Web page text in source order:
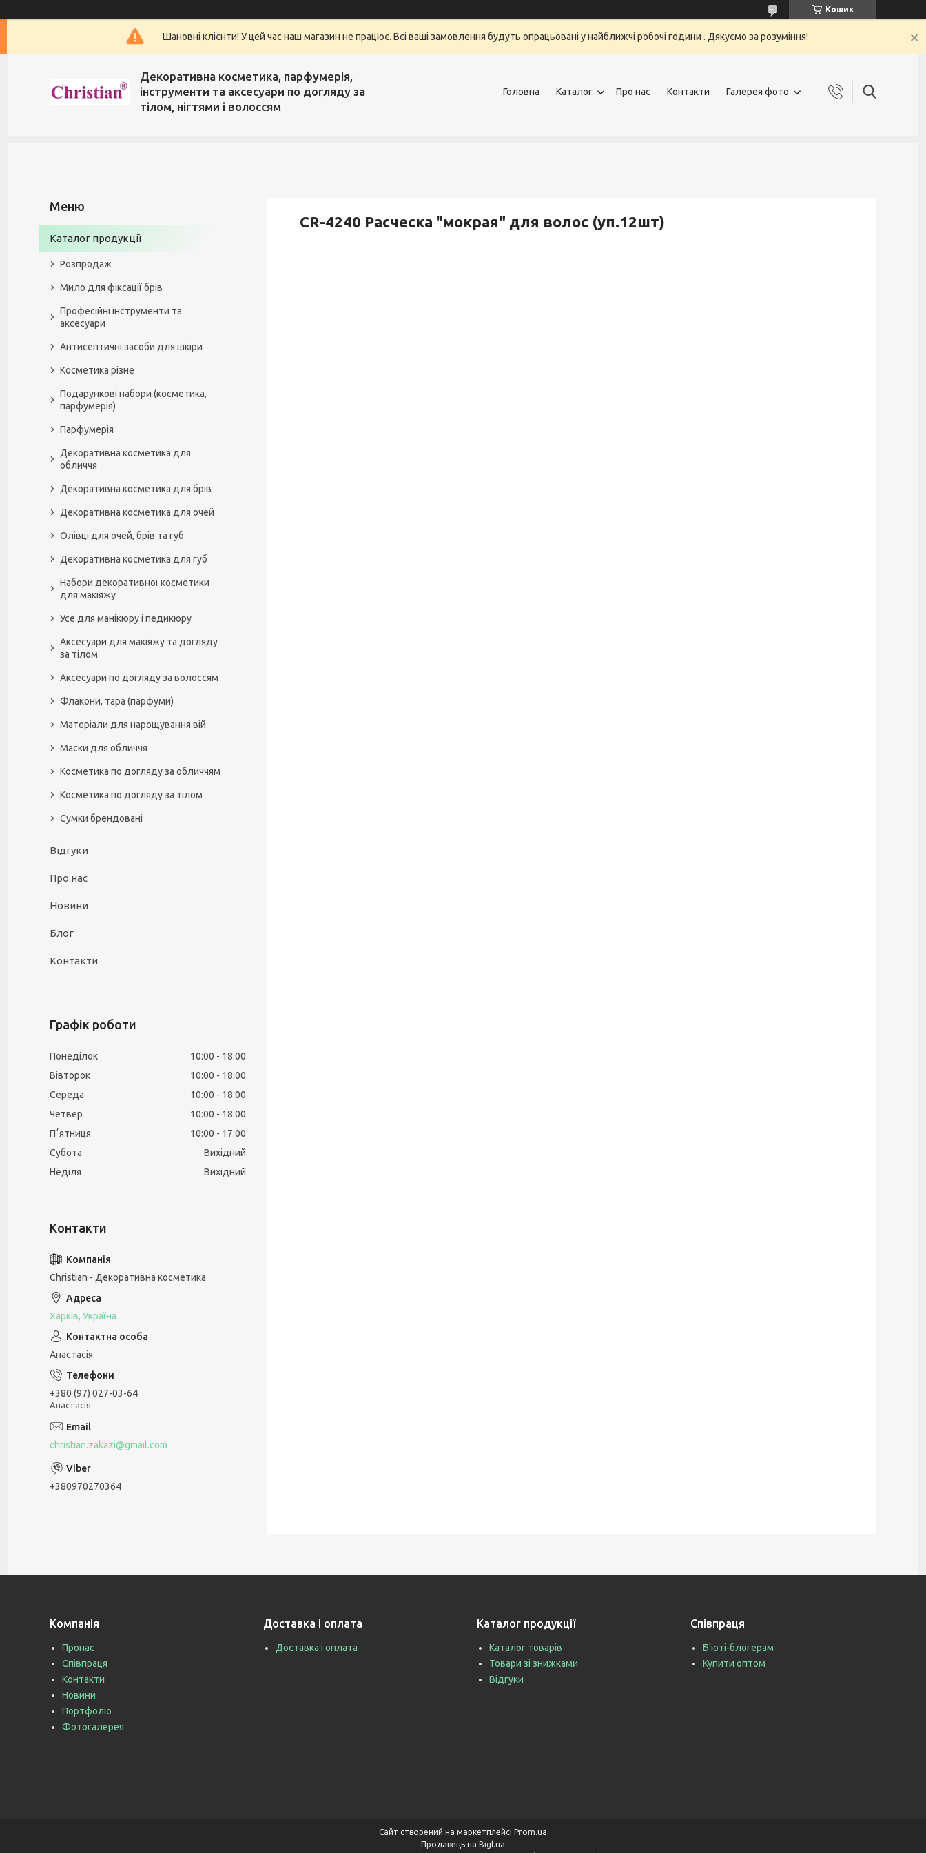
Кошик
Шановні клієнти! У цей час наш магазин не працює. Всі ваші замовлення будуть опрацьовані у найближчі робочі години . Дякуємо за розуміння!
Декоративна косметика, парфумерія,
інструменти та аксесуари по догляду за
тілом, нігтями і волоссям
Головна Каталог Про нас Контакти Галерея фото
CR-4240 Расческа "мокрая" для волос (уп.12шт)
Каталог продукції
Розпродаж
Мило для фіксації брів
Професійні інструменти та
аксесуари
Антисептичні засоби для шкіри
Косметика різне
Подарункові набори (косметика,
парфумерія)
Парфумерія
Декоративна косметика для
обличчя
Декоративна косметика для брів
Декоративна косметика для очей
Олівці для очей, брів та губ
Декоративна косметика для губ
Набори декоративної косметики
для макіяжу
Усе для манікюру і педикюру
Аксесуари для макіяжу та догляду
за тілом
Аксесуари по догляду за волоссям
Флакони, тара (парфуми)
Матеріали для нарощування вій
Маски для обличчя
Косметика по догляду за обличчям
Косметика по догляду за тілом
Сумки брендовані
Відгуки
Про нас
Новини
Блог
Контакти
Графік роботи
Понеділок 10:00
18:00
Вівторок
10:00
18:00
Середа
10:00
18:00
Четвер
10:00
18:00
Пʼятниця
10:00
17:00
Субота
Вихідний
Неділя
Вихідний
Christian - Декоративна косметика
Харків, Україна
Анастасія
+380 (97) 027-03-64
Анастасія
christian.zakazi@gmail.com
+380970270364
Компанія
Пронас
Співпраця
Контакти
Новини
Портфоліо
Фотогалерея
Доставка і оплата
Доставка і оплата
Каталог продукції
Каталог товарів
Товари зі знижками
Відгуки
Співпраця
Б'юті-блогерам
Купити оптом
Сайт створений на маркетплейсі Prom.ua
Продавець на Bigl.ua